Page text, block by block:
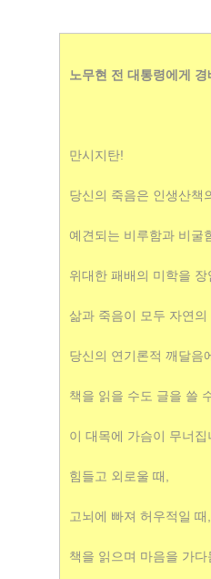
노무현 전 대통령에게 경
만시지탄!
당신의 죽음은 인생산책
예견되는 비루함과 비굴
위대한 패배의 미학을 장
삶과 죽음이 모두 자연
당신의 연기론적 깨달음
책을 읽을 수도 글을 쓸
이 대목에 가슴이 무너집
힘들고 외로울 때,
고뇌에 빠져 허우적일 때,
책을 읽으며 마음을 가